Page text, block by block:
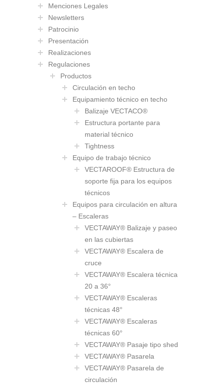
Menciones Legales
Newsletters
Patrocinio
Presentación
Realizaciones
Regulaciones
Productos
Circulación en techo
Equipamiento técnico en techo
Balizaje VECTACO®
Estructura portante para
material técnico
Tightness
Equipo de trabajo técnico
VECTAROOF® Estructura de
soporte fija para los equipos
técnicos
Equipos para circulación en altura
– Escaleras
VECTAWAY® Balizaje y paseo
en las cubiertas
VECTAWAY® Escalera de
cruce
VECTAWAY® Escalera técnica
20 a 36°
VECTAWAY® Escaleras
técnicas 48°
VECTAWAY® Escaleras
técnicas 60°
VECTAWAY® Pasaje tipo shed
VECTAWAY® Pasarela
VECTAWAY® Pasarela de
circulación